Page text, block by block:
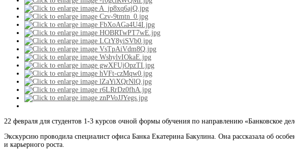
22 февраля для студентов 1-3 курсов очной формы обучения по направлению «Банковское
Экскурсию проводила специалист офиса Банка Екатерина Бакулина. Она рассказала об
и карьерного роста.